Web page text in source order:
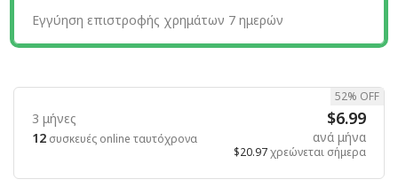
Εγγύηση επιστροφής χρημάτων 7 ημερών
3 μήνες
12 συσκευές online ταυτόχρονα
$6.99
ανά μήνα
$20.97χρεώνεται σήμερα
52% OFF